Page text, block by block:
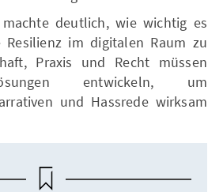
deutlich, wie wichtig es
Resilienz im digitalen Raum zu
Praxis und Recht müssen
entwickeln, um
und Hassrede wirksam